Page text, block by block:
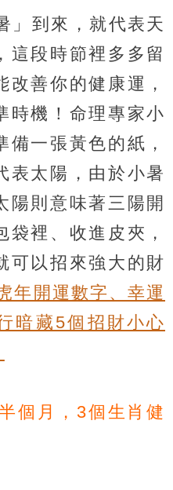
」到來，就代表天
這段時節裡多多留
善你的健康運，
時機！命理專家小
備一張黃色的紙，
表太陽，由於小暑
陽則意味著三陽開
裡、收進皮夾，
可以招來強大的財
年開運數字、幸運
暗藏5個招財小心
個月，3個生肖健